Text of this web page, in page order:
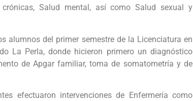
crónicas, Salud mental, así como Salud sexual y
alumnos del primer semestre de la Licenciatura en
La Perla, donde hicieron primero un diagnóstico
de Apgar familiar, toma de somatometría y de
efectuaron intervenciones de Enfermería como